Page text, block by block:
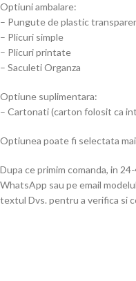
Optiuni ambalare:
– Pungute de plastic
– Plicuri simple
– Plicuri printate
– Saculeti Organza
Optiune suplimentara:
– Cartonati (carton folosit ca
Optiunea poate fi selectata
Dupa ce primim comanda, in
WhatsApp sau pe email
textul Dvs. pentru a verifica si